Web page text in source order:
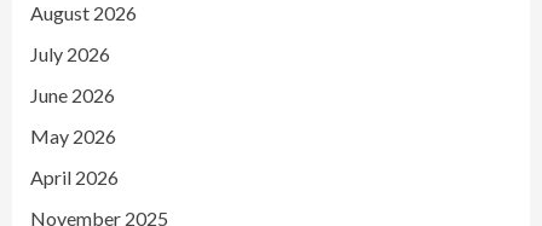
August 2026
July 2026
June 2026
May 2026
April 2026
November 2025